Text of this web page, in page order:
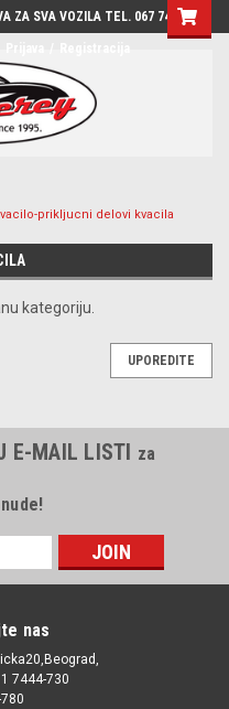
ZA SVA VOZILA TEL. 067 7444-780
prikljucni delovi kvacila
kategoriju.
UPOREDITE
E-MAIL LISTI za
nas
7444-730